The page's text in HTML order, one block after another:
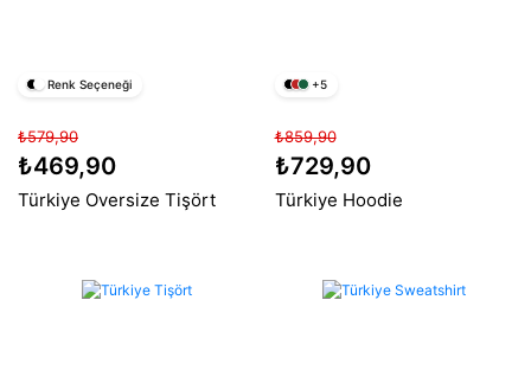
Renk Seçeneği
₺579,90
₺469,90
Türkiye Oversize Tişört
+5
₺859,90
₺729,90
Türkiye Hoodie